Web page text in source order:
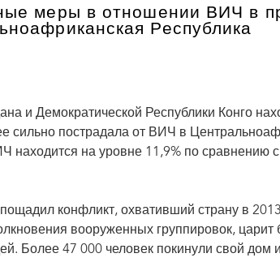
меры в отношении ВИЧ в
Республика
и Демократической Республики Конго
сильно пострадала от ВИЧ в
находится на уровне 11,9% по сравнению
конфликт, охвативший страну в
вооруженных группировок, царит
Более 47 000 человек покинули свой дом